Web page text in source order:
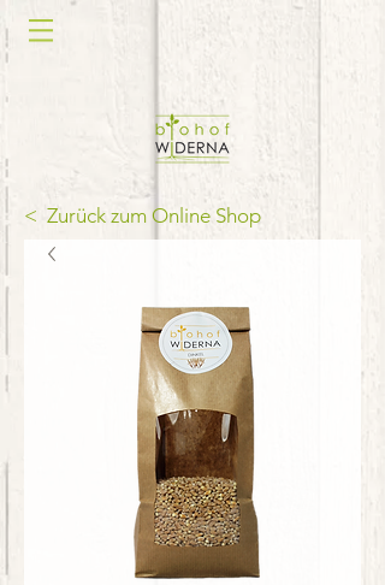
< Zurück zum Online Shop